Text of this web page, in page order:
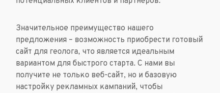
Значительное преимущество нашего
предложения – возможность приобрести готовый
сайт для геолога, что является идеальным
вариантом для быстрого старта. С нами вы
получите не только веб-сайт, но и базовую
настройку рекламных кампаний, чтобы